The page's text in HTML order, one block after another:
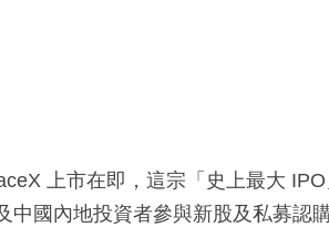
上市在即，這宗「史上最大
國內地投資者參與新股及私募認